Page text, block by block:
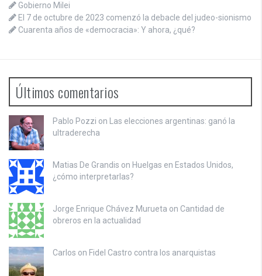
Gobierno Milei
El 7 de octubre de 2023 comenzó la debacle del judeo-sionismo
Cuarenta años de «democracia»: Y ahora, ¿qué?
Últimos comentarios
Pablo Pozzi on Las elecciones argentinas: ganó la
ultraderecha
Matias De Grandis on Huelgas en Estados Unidos,
¿cómo interpretarlas?
Jorge Enrique Chávez Murueta on Cantidad de
obreros en la actualidad
Carlos on Fidel Castro contra los anarquistas